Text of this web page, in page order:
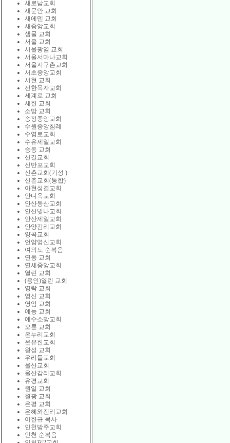
새로남교회
새문안 교회
새에덴 교회
새중앙교회
샘물 교회
서울 교회
서울광염 교회
서울서마나교회
서울지구촌교회
서초중앙교회
서현 교회
선한목자교회
세계로 교회
세한 교회
소망 교회
송정중앙교회
수원중앙침례
수영로교회
수유제일교회
승동 교회
신길교회
신반포교회
신촌교회(기성 )
신촌교회(통합)
아현성결교회
안디옥교회
안산동산교회
안산빛나교회
안산제일교회
안양감리교회
양곡교회
언양영신교회
여의도 순복음
연동 교회
연세중앙교회
열린 교회
(용인)열린 교회
영락 교회
영신 교회
영암 교회
예능 교회
예수소망교회
오륜 교회
온누리교회
온유한교회
왕성 교회
우리들교회
울산교회
울산감리교회
유평교회
원일 교회
월광 교회
은평 교회
은혜와진리교회
이한규 목사
인천방주교회
인천 순복음